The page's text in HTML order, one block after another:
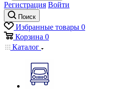
Регистрация Войти
Поиск
Избранные товары 0
Корзина 0
Каталог